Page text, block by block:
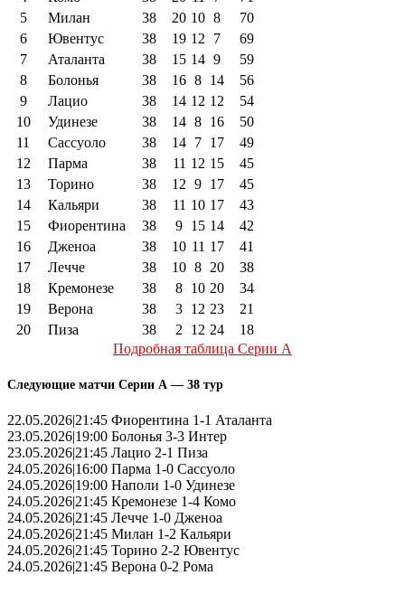
5
Милан 38 20 10 8
70
6
Ювентус 38 19 12 7
69
7
Аталанта 38 15 14 9
59
8
Болонья 38 16 8 14
56
9
Лацио 38 14 12 12
54
10
Удинезе 38 14 8 16
50
11
Сассуоло 38 14 7 17
49
12
Парма 38 11 12 15
45
13
Торино 38 12 9 17
45
14
Кальяри 38 11 10 17
43
15
Фиорентина 38 9 15 14
42
16
Дженоа 38 10 11 17
41
17
Лечче 38 10 8 20
38
18
Кремонезе 38 8 10 20
34
19
Верона 38 3 12 23
21
20
Пиза 38 2 12 24
18
Подробная таблица Серии А
Следующие матчи Серии А — 38 тур
22.05.2026|21:45 Фиорентина 1-1 Аталанта
23.05.2026|19:00 Болонья 3-3 Интер
23.05.2026|21:45 Лацио 2-1 Пиза
24.05.2026|16:00 Парма 1-0 Сассуоло
24.05.2026|19:00 Наполи 1-0 Удинезе
24.05.2026|21:45 Кремонезе 1-4 Комо
24.05.2026|21:45 Лечче 1-0 Дженоа
24.05.2026|21:45 Милан 1-2 Кальяри
24.05.2026|21:45 Торино 2-2 Ювентус
24.05.2026|21:45 Верона 0-2 Рома